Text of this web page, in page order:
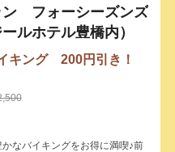
ン フォーシーズンズ
ールホテル豊橋内）
キング 200円引き！
なバイキングをお得に満喫♪前